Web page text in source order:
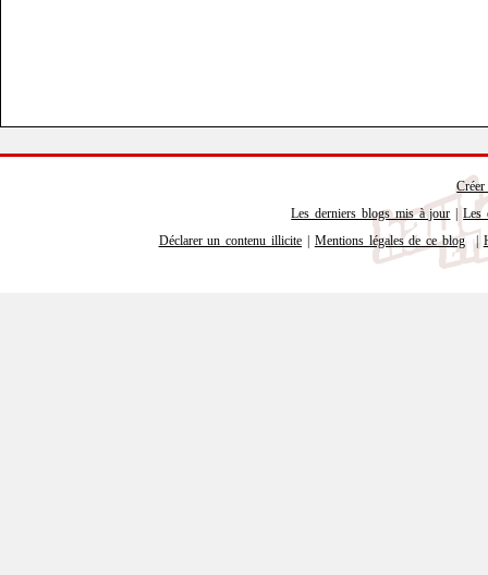
Les derniers blogs mis à jour |Les
Déclarer un contenu illicite
Mentions légales de ce blog |